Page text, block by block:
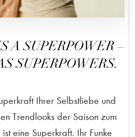
A SUPERPOWER –
SUPERPOWERS.
Ihrer Selbstliebe und
Trendlooks der Saison zum
eine Superkraft. Ihr Funke